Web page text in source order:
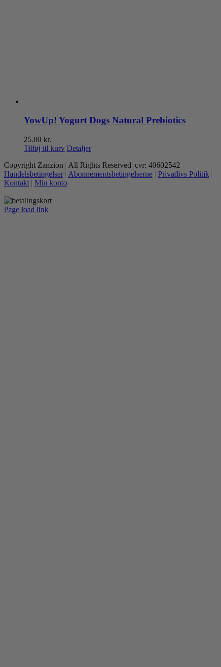
YowUp! Yogurt Dogs Natural Prebiotics
25.00 kr.
Tilføj til kurv Detaljer
Copyright Zanzion | All Rights Reserved |cvr: 40602542
Handelsbetingelser | Abonnementsbetingelserne | Privatlivs Politik |
Kontakt | Min konto
Page load link